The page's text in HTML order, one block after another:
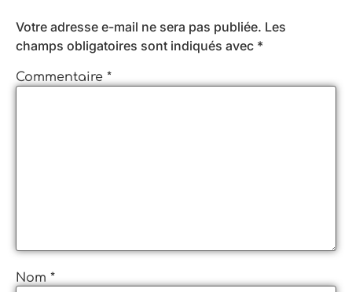
Votre adresse e-mail ne sera pas publiée. Les
champs obligatoires sont indiqués avec *
Commentaire *
Nom *